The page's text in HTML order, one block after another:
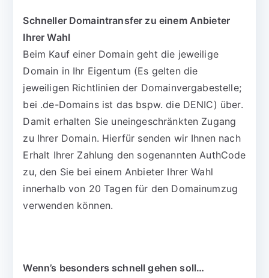
Schneller Domaintransfer zu einem Anbieter
Ihrer Wahl
Beim Kauf einer Domain geht die jeweilige
Domain in Ihr Eigentum (Es gelten die
jeweiligen Richtlinien der Domainvergabestelle;
bei .de-Domains ist das bspw. die DENIC) über.
Damit erhalten Sie uneingeschränkten Zugang
zu Ihrer Domain. Hierfür senden wir Ihnen nach
Erhalt Ihrer Zahlung den sogenannten AuthCode
zu, den Sie bei einem Anbieter Ihrer Wahl
innerhalb von 20 Tagen für den Domainumzug
verwenden können.
Wenn’s besonders schnell gehen soll…